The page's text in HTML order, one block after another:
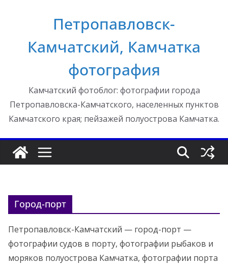
Петропавловск-
Камчатский, Камчатка
фотография
Камчатский фотоблог: фотографии города
Петропавловска-Камчатского, населенных пунктов
Камчатского края; пейзажей полуострова Камчатка.
Город-порт
Петропавловск-Камчатский — город-порт —
фотографии судов в порту, фотографии рыбаков и
моряков полуострова Камчатка, фотографии порта